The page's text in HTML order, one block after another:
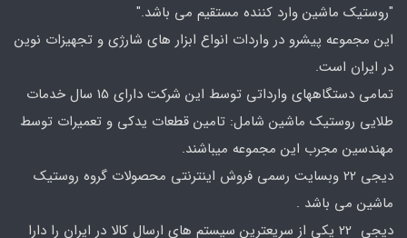
"روستیک ماشین وارد کننده مستقیم می باشد."
این مجموعه پیشرو در واردات انواع ابزار های شارژی و تجهیزات نوین
در ایران است.
تمامی دستگاههای وارداتی توسط این شرکت دارای 15 سال خدمات
طلایی روستیک ماشین شامل: تامین قطعات یدکی و تعمیرات توسط
مهندسین مجرب این مجموعه میباشند.
دیجی 22 وبسایت رسمی فروش اینترنتی محصولات گروه روستیک
ماشین می باشد .
دیجی 22 یکی از سریعترین سیستم های ارسال کالا در ایران را دارا